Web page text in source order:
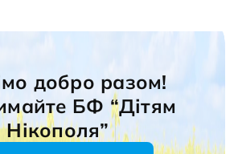
добро разом!
БФ “Дітям
Нікополя”